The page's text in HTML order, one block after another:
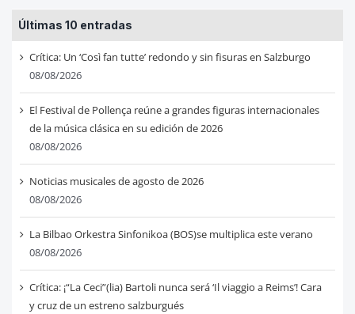
Últimas 10 entradas
Crítica: Un ‘Così fan tutte’ redondo y sin fisuras en Salzburgo
08/08/2026
El Festival de Pollença reúne a grandes figuras internacionales
de la música clásica en su edición de 2026
08/08/2026
Noticias musicales de agosto de 2026
08/08/2026
La Bilbao Orkestra Sinfonikoa (BOS)se multiplica este verano
08/08/2026
Crítica: ¡“La Ceci”(lia) Bartoli nunca será ‘Il viaggio a Reims’! Cara
y cruz de un estreno salzburgués